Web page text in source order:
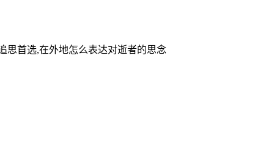
思首选,在外地怎么表达对逝者的思念